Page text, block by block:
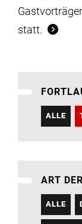
statt.
ALLE
ART
ALLE